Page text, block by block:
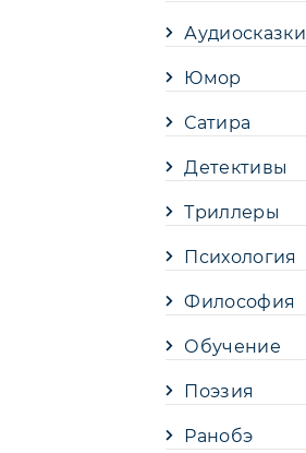
Аудиосказки
Юмор
Сатира
Детективы
Триллеры
Психология
Философия
Обучение
Поэзия
Ранобэ